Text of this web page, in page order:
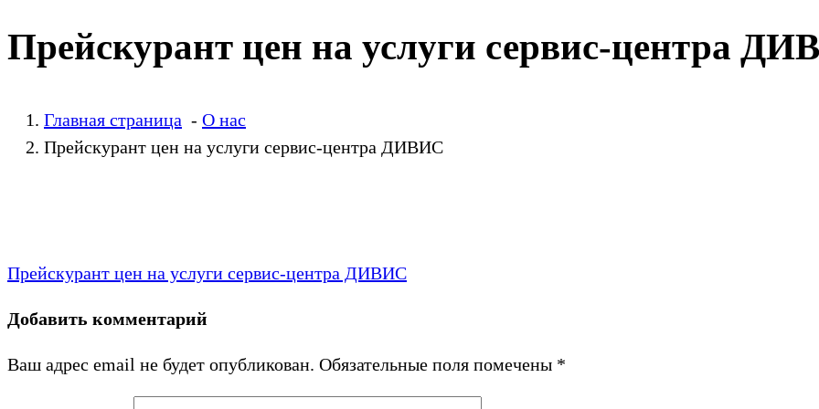
Прейскурант цен на услуги сервис-центра
Главная страница - О нас
Прейскурант цен на услуги сервис-центра ДИВИС
Прейскурант цен на услуги сервис-центра ДИВИС
Добавить комментарий
Ваш адрес email не будет опубликован. Обязательные поля помечены *